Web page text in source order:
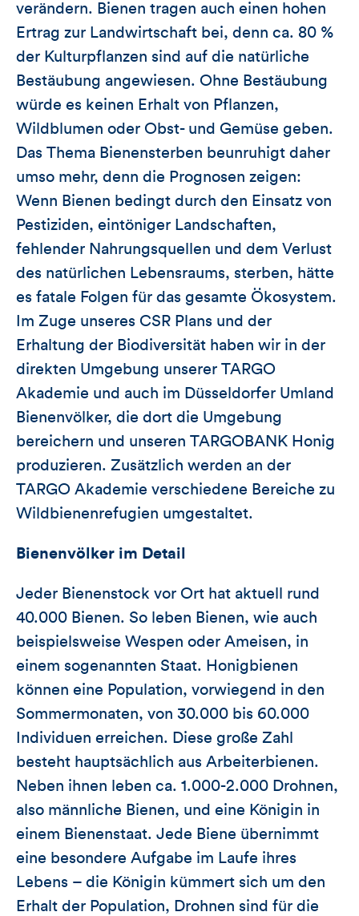
verändern. Bienen tragen auch einen hohen
Ertrag zur Landwirtschaft bei, denn ca. 80 %
der Kulturpflanzen sind auf die natürliche
Bestäubung angewiesen. Ohne Bestäubung
würde es keinen Erhalt von Pflanzen,
Wildblumen oder Obst- und Gemüse geben.
Das Thema Bienensterben beunruhigt daher
umso mehr, denn die Prognosen zeigen:
Wenn Bienen bedingt durch den Einsatz von
Pestiziden, eintöniger Landschaften,
fehlender Nahrungsquellen und dem Verlust
des natürlichen Lebensraums, sterben, hätte
es fatale Folgen für das gesamte Ökosystem.
Im Zuge unseres CSR Plans und der
Erhaltung der Biodiversität haben wir in der
direkten Umgebung unserer TARGO
Akademie und auch im Düsseldorfer Umland
Bienenvölker, die dort die Umgebung
bereichern und unseren TARGOBANK Honig
produzieren. Zusätzlich werden an der
TARGO Akademie verschiedene Bereiche zu
Wildbienenrefugien umgestaltet.
Bienenvölker im Detail
Jeder Bienenstock vor Ort hat aktuell rund
40.000 Bienen. So leben Bienen, wie auch
beispielsweise Wespen oder Ameisen, in
einem sogenannten Staat. Honigbienen
können eine Population, vorwiegend in den
Sommermonaten, von 30.000 bis 60.000
Individuen erreichen. Diese große Zahl
besteht hauptsächlich aus Arbeiterbienen.
Neben ihnen leben ca. 1.000-2.000 Drohnen,
also männliche Bienen, und eine Königin in
einem Bienenstaat. Jede Biene übernimmt
eine besondere Aufgabe im Laufe ihres
Lebens – die Königin kümmert sich um den
Erhalt der Population, Drohnen sind für die